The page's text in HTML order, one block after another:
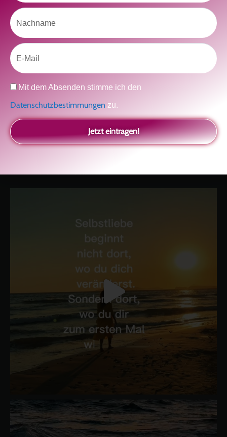
akzeptieren und diesen Inhalt zu aktivieren
kolitscher.by.biotic
Nachname
Email
Datenschutz
Mit dem Absenden stimme ich den
Datenschutzbestimmungen zu.
Jetzt eintragen!